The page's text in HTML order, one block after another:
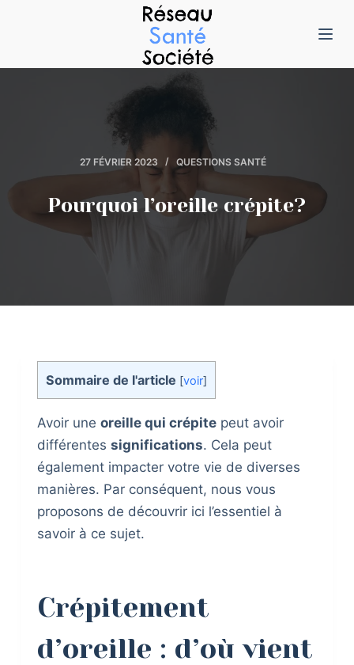
o
n
27 FÉVRIER 2023 QUESTIONS SANTÉ
Pourquoi l’oreille crépite?
Sommaire de l'article [voir]
Avoir une oreille qui crépitepeut avoir
différentes significations. Cela peut
également impacter votre vie de diverses
manières. Par conséquent, nous vous
proposons de découvrir ici l’essentiel à
savoir à ce sujet.
Crépitement
d’oreille : d’où vient